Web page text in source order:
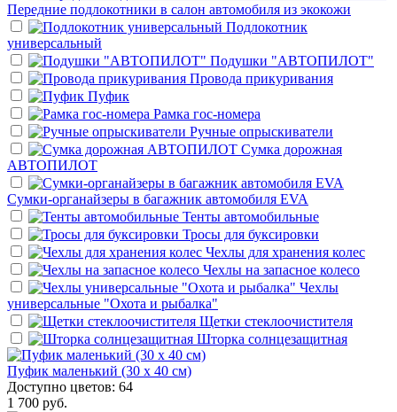
Передние подлокотники в салон автомобиля из экокожи
Подлокотник
универсальный
Подушки "АВТОПИЛОТ"
Провода прикуривания
Пуфик
Рамка гос-номера
Ручные опрыскиватели
Сумка дорожная
АВТОПИЛОТ
Сумки-органайзеры в багажник автомобиля EVA
Тенты автомобильные
Тросы для буксировки
Чехлы для хранения колес
Чехлы на запасное колесо
Чехлы
универсальные "Охота и рыбалка"
Щетки стеклоочистителя
Шторка солнцезащитная
Пуфик маленький (30 x 40 см)
Доступно цветов: 64
1 700 руб.